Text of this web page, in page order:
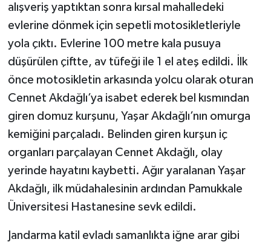
alışveriş yaptıktan sonra kırsal mahalledeki
evlerine dönmek için sepetli motosikletleriyle
yola çıktı. Evlerine 100 metre kala pusuya
düşürülen çiftte, av tüfeği ile 1 el ateş edildi. İlk
önce motosikletin arkasında yolcu olarak oturan
Cennet Akdağlı’ya isabet ederek bel kısmından
giren domuz kurşunu, Yaşar Akdağlı’nın omurga
kemiğini parçaladı. Belinden giren kurşun iç
organları parçalayan Cennet Akdağlı, olay
yerinde hayatını kaybetti. Ağır yaralanan Yaşar
Akdağlı, ilk müdahalesinin ardından Pamukkale
Üniversitesi Hastanesine sevk edildi.
Jandarma katil evladı samanlıkta iğne arar gibi